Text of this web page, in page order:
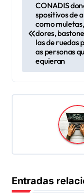
a
c
e
CONADIS
spositivos de
como
dores,
las de ruedas
as personas
equieran
Entradas